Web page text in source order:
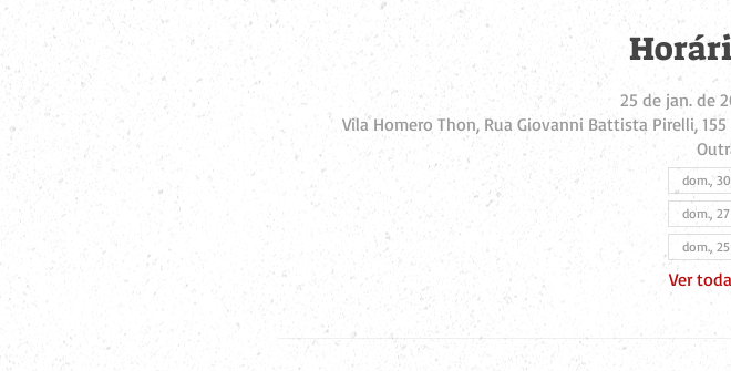
25 de jan. de
Vila Homero Thon, Rua Giovanni Battista Pirelli,
dom.,
dom.,
dom.,
Ver